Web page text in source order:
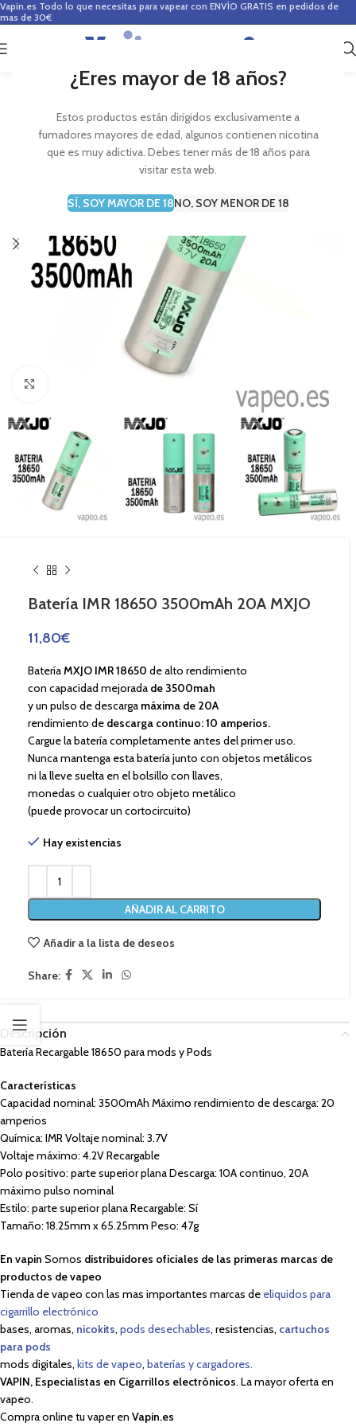
¿Eres mayor de 18 años?
Estos productos están dirigidos exclusivamente a
fumadores mayores de edad, algunos contienen nicotina
que es muy adictiva. Debes tener más de 18 años para
visitar esta web.
SÍ, SOY MAYOR DE 18NO, SOY MENOR DE 18
Vapin.es Todo lo que necesitas para vapear con ENVÍO GRATIS en pedidos de
mas de 30€
0
Batería IMR 18650 3500mAh 20A MXJO
11,80€
BateríaMXJO IMR 18650 de alto rendimiento
con capacidad mejorada de 3500mah
y un pulso de descarga máxima de 20A
rendimiento de descarga continuo: 10 amperios.
Cargue la batería completamente antes del primer uso.
Nunca mantenga esta batería junto con objetos metálicos
ni la lleve suelta en el bolsillo con llaves,
monedas o cualquier otro objeto metálico
(puede provocar un cortocircuito)
Hay existencias
AÑADIR AL CARRITO
Añadir a la lista de deseos
Share:
Descripción
Batería Recargable 18650 para mods y Pods
Características
Capacidad nominal: 3500mAh Máximo rendimiento de descarga: 20
amperios
Química: IMR Voltaje nominal: 3.7V
Voltaje máximo: 4.2V Recargable
Polo positivo: parte superior plana Descarga: 10A continuo, 20A
máximo pulso nominal
Estilo: parte superior plana Recargable: Sí
Tamaño: 18.25mm x 65.25mm Peso: 47g
En vapin Somos distribuidores oficiales de las primeras marcas de
productos de vapeo
Tienda de vapeo con las mas importantes marcas de eliquidos para
cigarrillo electrónico
bases, aromas, nicokits, pods desechables, resistencias, cartuchos
para pods
mods digitales, kits de vapeo, baterías y cargadores.
VAPIN, Especialistas en Cigarrillos electrónicos. La mayor oferta en
vapeo.
Compra online tu vaper en Vapin.es